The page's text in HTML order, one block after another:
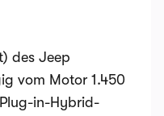
des Jeep
vom Motor 1.450
in-Hybrid-